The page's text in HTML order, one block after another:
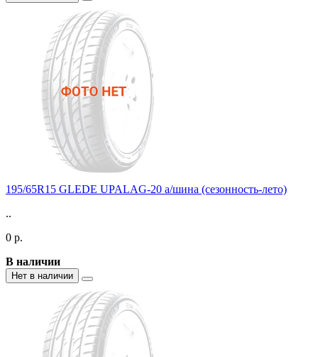
195/65R15 GLEDE UPALAG-20 а/шина (сезонность-лето)
..
0 р.
В наличии
Нет в наличии